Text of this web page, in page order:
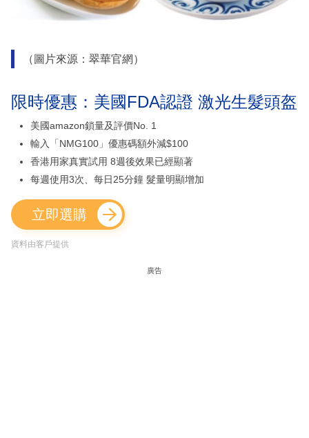
（圖片來源：翠華官網）
限時優惠：美國FDA認證 激光生髮頭盔
美國amazon鎖量及評價No. 1
輸入「NMG100」優惠碼額外減$100
香港用家真實試用 8週後效果已經顯著
每週使用3次、每日25分鐘 髮量明顯增加
立即選購
資料由客戶提供
廣告